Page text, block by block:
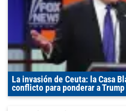
La invasión de Ceuta: la Casa
conflicto para ponderar a Trump